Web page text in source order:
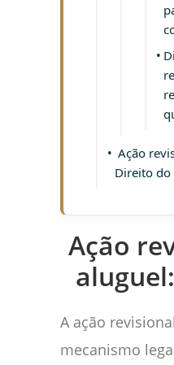
Ação
Direito
Ação
A ação
mecanismo